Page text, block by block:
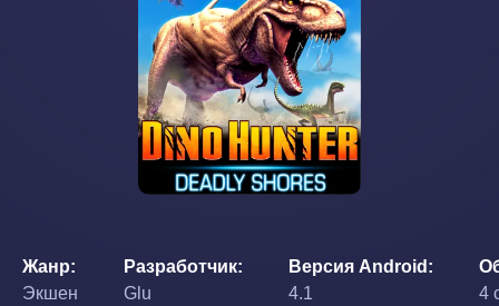
Жанр
Экшен
Разработчик
Glu
Версия Android
4.1
4